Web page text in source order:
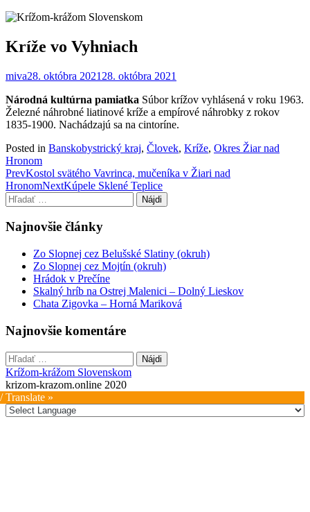
Kríže vo Vyhniach
miva28. októbra 2021 28. októbra 2021
Národná kultúrna pamiatka Súbor krížov vyhlásená v roku 1963.
Železné náhrobné liatinové kríže a empírové náhrobky z rokov
1835-1900. Nachádzajú sa na cintoríne.
Posted in Banskobystrický kraj, Človek, Kríže, Okres Žiar nad
Hronom
Post
navigation
PrevKostol svätého Vavrinca, mučeníka v Žiari nad
HronomNextKúpele Sklené Teplice
Hľadať:
Najnovšie články
Zo Slopnej cez Belušské Slatiny (okruh)
Zo Slopnej cez Mojtín (okruh)
Hrádok v Prečíne
Skalný hríb na Ostrej Malenici – Dolný Lieskov
Chata Zigovka – Horná Mariková
Najnovšie komentáre
Hľadať:
Krížom-krážom Slovenskom
krizom-krazom.online 2020
Translate »